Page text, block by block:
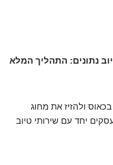
נתונים: התהליך המלא
ולהזיז את מחוג
יחד עם שירותי טיוב